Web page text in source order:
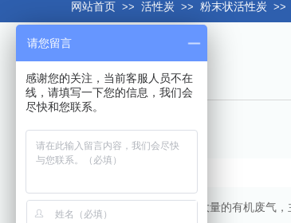
网站首页 >> 活性炭 >> 粉末状活性炭 >>
由于工业生产过程中用到大量的有机废气，
请您留言
感谢您的关注，当前客服人员不在
线，请填写一下您的信息，我们会
尽快和您联系。